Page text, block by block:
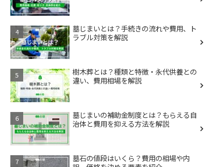
墓じまいとは？手続きの流れや費用、ト
ラブル対策を解説
樹木葬とは？種類と特徴・永代供養との
違い、費用相場を解説
墓じまいの補助金制度とは？もらえる自
治体と費用を抑える方法を解説
墓石の値段はいくら？費用の相場や内